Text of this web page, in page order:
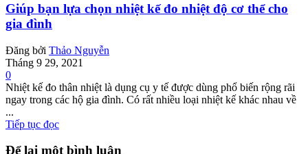
Giúp bạn lựa chọn nhiệt kế đo nhiệt độ cơ thể cho
gia đình
Đăng bởi Thảo Nguyễn
Tháng 9 29, 2021
0
Nhiệt kế đo thân nhiệt là dụng cụ y tế được dùng phổ biến rộng rãi
ngay trong các hộ gia đình. Có rất nhiều loại nhiệt kế khác nhau về
...
Tiếp tục đọc
Để lại một bình luận